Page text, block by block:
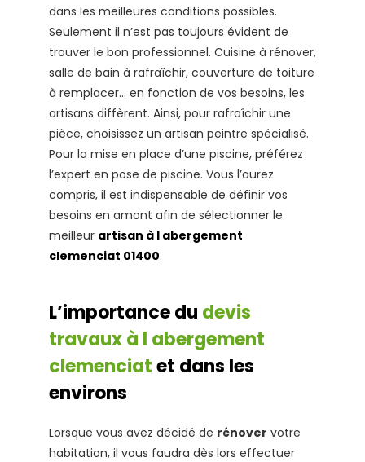
dans les meilleures conditions possibles.
Seulement il n’est pas toujours évident de
trouver le bon professionnel. Cuisine à rénover,
salle de bain à rafraîchir, couverture de toiture
à remplacer… en fonction de vos besoins, les
artisans diffèrent. Ainsi, pour rafraîchir une
pièce, choisissez un artisan peintre spécialisé.
Pour la mise en place d’une piscine, préférez
l’expert en pose de piscine. Vous l’aurez
compris, il est indispensable de définir vos
besoins en amont afin de sélectionner le
meilleur artisan à l abergement
clemenciat 01400.
L’importance du devis
travaux à l abergement
clemenciatet dans les
environs
Lorsque vous avez décidé de rénover votre
habitation, il vous faudra dès lors effectuer